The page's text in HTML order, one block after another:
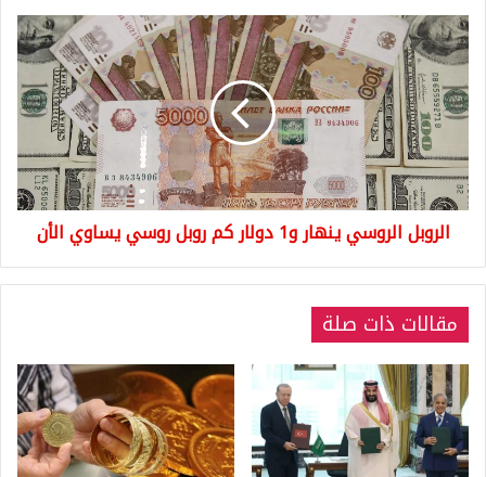
الروبل
الروسي
ينهار
و1
دولار
روبل
روسي
يساوي
الأنالروبل الروسي ينهار و1 دولار كم روبل روسي يساوي الأن
مقالات ذات صلة